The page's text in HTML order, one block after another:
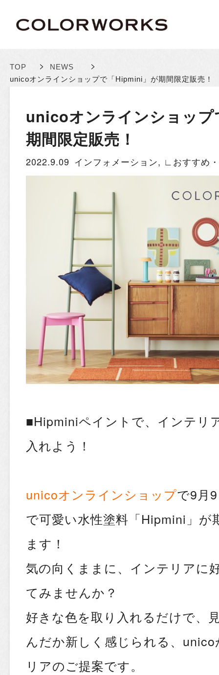
TOP > NEWS >
unicoオンラインショップで「Hipmini」が期間限定販売！
unicoオンラインショッ
期間限定販売！
2022.9.09 インフォメーション, ∟おすすめ
■Hipminiペイントで、インテリ
入れよう！
unicoオンラインショップで9月
で可愛い水性塗料「Hipmini」が
ます！
気の向くままに、インテリアに
てみませんか？
好きな色を取り入れるだけで、
んだか新しく感じられる、
リアのご提案です。